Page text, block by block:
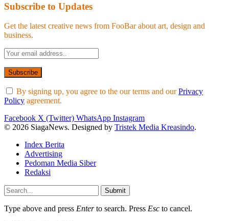
Subscribe to Updates
Get the latest creative news from FooBar about art, design and
business.
By signing up, you agree to the our terms and ourPrivacy
Policy agreement.
Facebook X (Twitter) WhatsApp Instagram
© 2026 SiagaNews. Designed by Tristek Media Kreasindo.
Index Berita
Advertising
Pedoman Media Siber
Redaksi
Submit
Type above and press Enterto search. Press Esc to cancel.